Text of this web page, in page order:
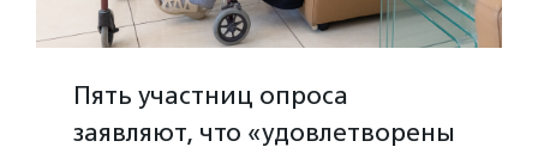
Пять участниц опроса
заявляют, что «удовлетворены